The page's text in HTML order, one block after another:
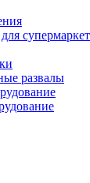
развалы